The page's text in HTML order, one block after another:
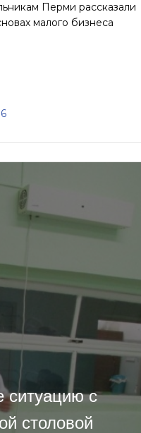
Перми рассказали
малого бизнеса
ситуацию с
столовой